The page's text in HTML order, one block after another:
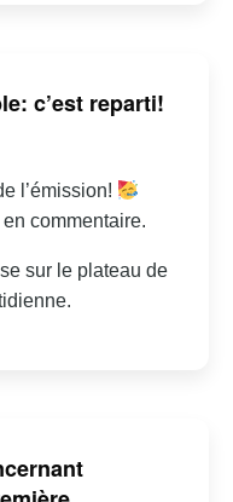
c’est reparti!
l’émission!
commentaire.
sur le plateau de